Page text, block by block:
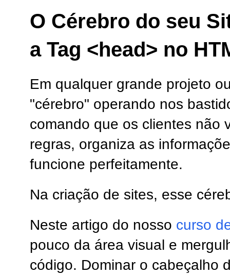
O Cérebro do seu
a Tag <head> no
Em qualquer grande projeto
"cérebro" operando nos
comando que os clientes não
regras, organiza as
funcione perfeitamente.
Na criação de sites, esse
Neste artigo do nosso curso
pouco da área visual e
código. Dominar o cabeçalho